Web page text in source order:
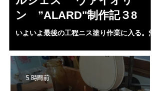
ン ”ALARD"制作記３8
いよいよ最後の工程ニス塗り作業に入る。無
ンタイン、スパイクラヴェンダーオイル，等
等を入れ３ケ月経過、ガーゼで濾し下地ニス
として３回ほど塗る。さらにそれをアルコー
5 時間前